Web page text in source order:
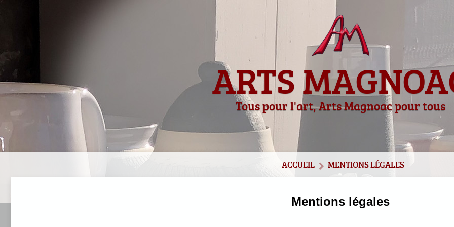
ARTS
Tous pour l'art, Arts Magnoac pour tous
ACCUEIL MENTIONS LÉGALES
Mentions légales